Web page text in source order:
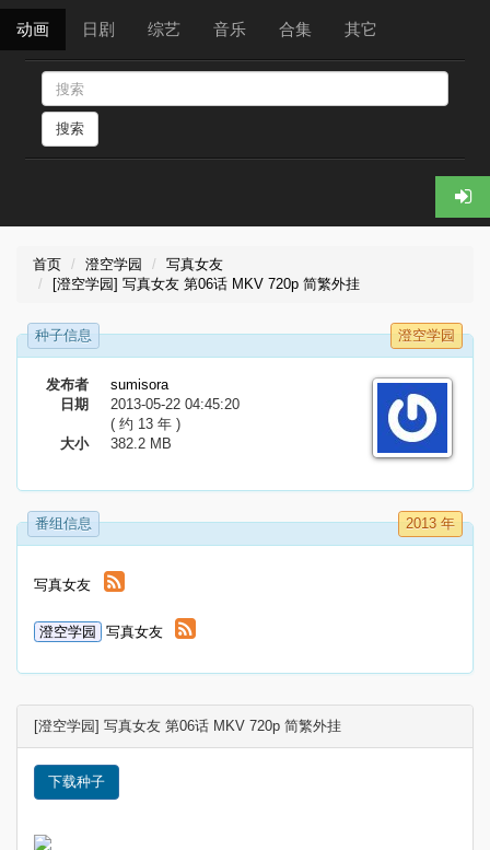
动画 日剧 综艺 音乐 合集 其它
搜索
首页 澄空学园
写真女友
[澄空学园] 写真女友 第06话 MKV 720p 简繁外挂
种子信息 澄空学园
发布者
sumisora
日期
2013-05-22 04:45:20
( 约 13 年 )
大小
382.2 MB
番组信息 2013 年
写真女友
澄空学园 写真女友
[澄空学园] 写真女友 第06话 MKV 720p 简繁外挂
下载种子